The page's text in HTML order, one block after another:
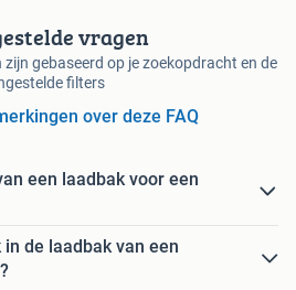
vragen
gebaseerd op je zoekopdracht en de
filters
over deze FAQ
een laadbak voor een
de laadbak van een